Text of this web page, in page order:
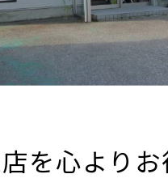
を心より